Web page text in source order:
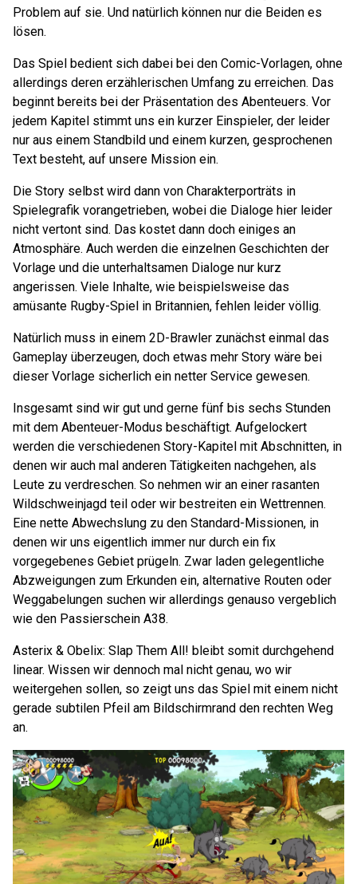
Problem auf sie. Und natürlich können nur die Beiden es
lösen.
Das Spiel bedient sich dabei bei den Comic-Vorlagen, ohne
allerdings deren erzählerischen Umfang zu erreichen. Das
beginnt bereits bei der Präsentation des Abenteuers. Vor
jedem Kapitel stimmt uns ein kurzer Einspieler, der leider
nur aus einem Standbild und einem kurzen, gesprochenen
Text besteht, auf unsere Mission ein.
Die Story selbst wird dann von Charakterporträts in
Spielegrafik vorangetrieben, wobei die Dialoge hier leider
nicht vertont sind. Das kostet dann doch einiges an
Atmosphäre. Auch werden die einzelnen Geschichten der
Vorlage und die unterhaltsamen Dialoge nur kurz
angerissen. Viele Inhalte, wie beispielsweise das
amüsante Rugby-Spiel in Britannien, fehlen leider völlig.
Natürlich muss in einem 2D-Brawler zunächst einmal das
Gameplay überzeugen, doch etwas mehr Story wäre bei
dieser Vorlage sicherlich ein netter Service gewesen.
Insgesamt sind wir gut und gerne fünf bis sechs Stunden
mit dem Abenteuer-Modus beschäftigt. Aufgelockert
werden die verschiedenen Story-Kapitel mit Abschnitten, in
denen wir auch mal anderen Tätigkeiten nachgehen, als
Leute zu verdreschen. So nehmen wir an einer rasanten
Wildschweinjagd teil oder wir bestreiten ein Wettrennen.
Eine nette Abwechslung zu den Standard-Missionen, in
denen wir uns eigentlich immer nur durch ein fix
vorgegebenes Gebiet prügeln. Zwar laden gelegentliche
Abzweigungen zum Erkunden ein, alternative Routen oder
Weggabelungen suchen wir allerdings genauso vergeblich
wie den Passierschein A38.
Asterix & Obelix: Slap Them All! bleibt somit durchgehend
linear. Wissen wir dennoch mal nicht genau, wo wir
weitergehen sollen, so zeigt uns das Spiel mit einem nicht
gerade subtilen Pfeil am Bildschirmrand den rechten Weg
an.